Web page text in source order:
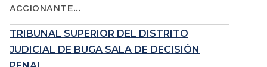
ACCIONANTE...
TRIBUNAL SUPERIOR DEL DISTRITO
JUDICIAL DE BUGA SALA DE DECISIÓN